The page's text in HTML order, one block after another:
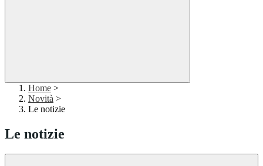
Home >
Novità >
Le notizie
Le notizie